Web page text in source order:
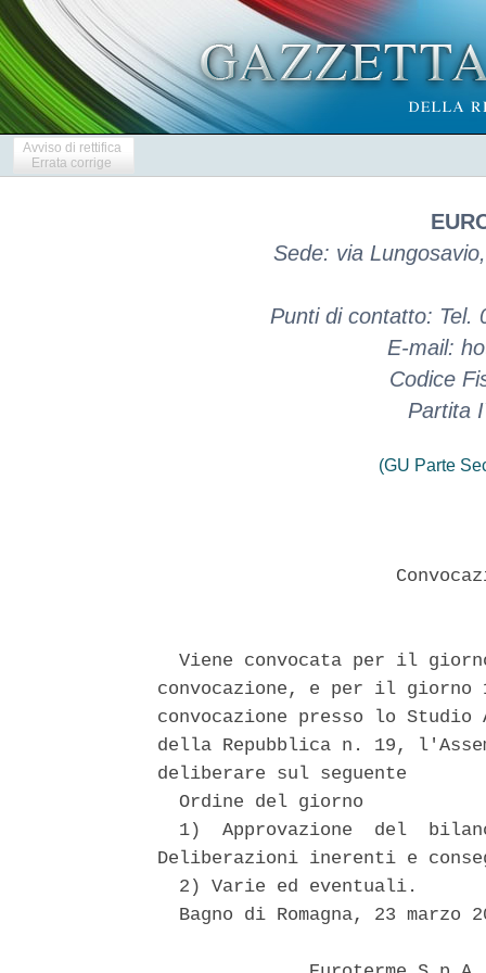
Avviso di rettifica
Errata corrige
Sede: via
Punti di contatto: Tel.
E-mail:
Codice
Partita
(GU Parte
Viene convocata per il
convocazione, e per il giorno
convocazione presso lo
della Repubblica n. 19,
deliberare sul seguente
  Ordine del giorno
1)  Approvazione  del
Deliberazioni inerenti e
  2) Varie ed eventuali.
Bagno di Romagna, 23 marzo